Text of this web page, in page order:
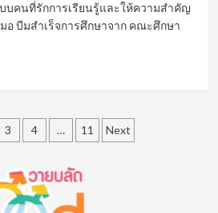
บคนที่รักการเรียนรู้และให้ความสำคัญ
อ บีมสำเร็จการศึกษาจาก คณะศึกษา
3 4 … 11 Next